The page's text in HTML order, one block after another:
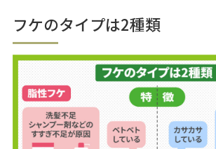
フケのタイプは2種類